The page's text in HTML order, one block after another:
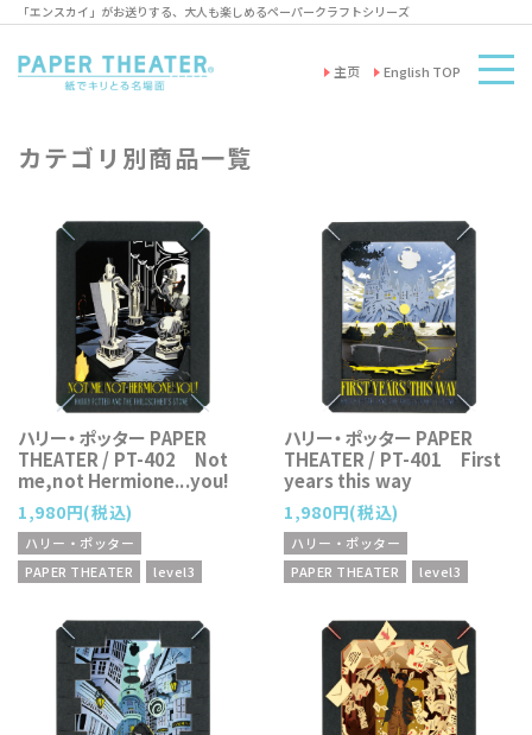
「エンスカイ」がお送りする、大人も楽しめるペーパークラフトシリーズ
主页 English TOP
カテゴリ別商品一覧
ハリー・ポッター PAPER
THEATER / PT-402 Not
me,not Hermione...you!
1,980円(税込)
ハリー・ポッター
PAPER THEATER
level3
ハリー・ポッター PAPER
THEATER / PT-401 First
years this way
1,980円(税込)
ハリー・ポッター
PAPER THEATER
level3